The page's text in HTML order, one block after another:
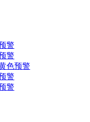
警
警
色预警
警
警